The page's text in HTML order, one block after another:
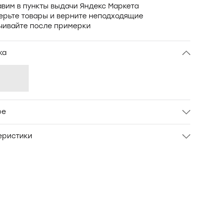
в пункты выдачи Яндекс Маркета
товары и верните неподходящие
после примерки
с открытой спиной. Ткань - 100% лён.